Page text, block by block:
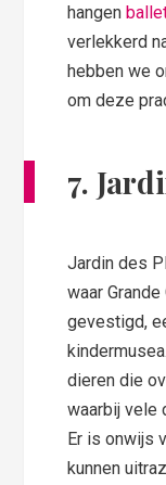
hangen
verlekkerd
hebben we
om deze
7.
Jardin des
waar
gevestigd,
dieren die
waarbij vele
Er is onwijs
kunnen